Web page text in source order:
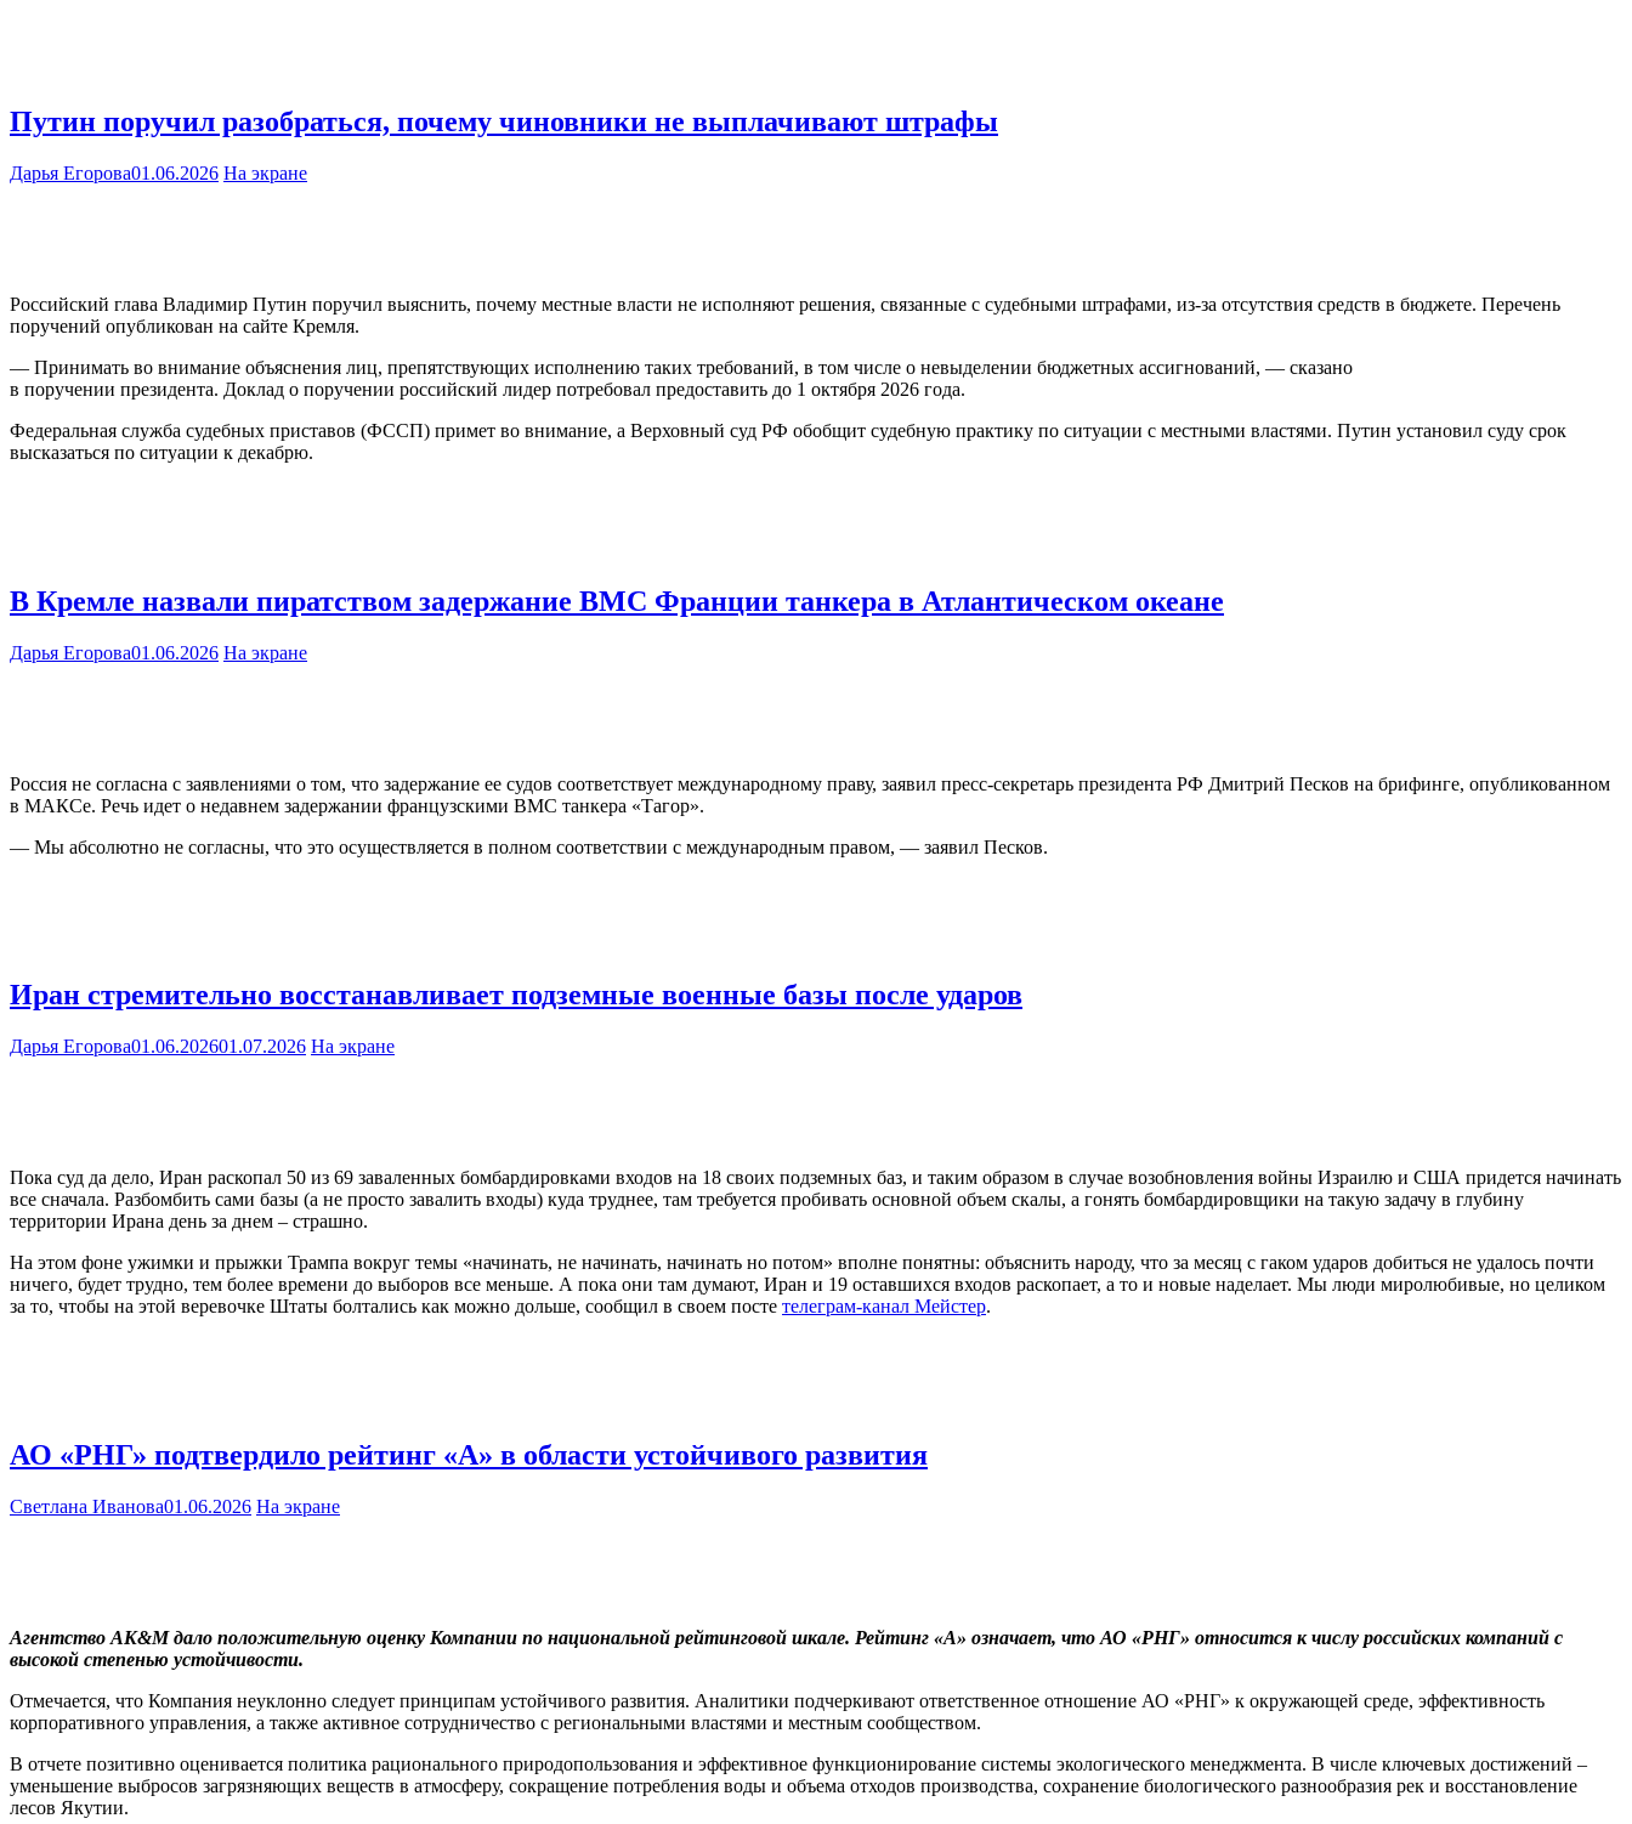
Путин поручил разобраться, почему чиновники не выплачивают штрафы
Дарья Егорова01.06.2026 На экране
Российский глава Владимир Путин поручил выяснить, почему местные власти не исполняют решения, связанные с судебными штрафами, из-за отсутствия средств в бюджете. Перечень
поручений опубликован на сайте Кремля.
— Принимать во внимание объяснения лиц, препятствующих исполнению таких требований, в том числе о невыделении бюджетных ассигнований, — сказано
в поручении президента. Доклад о поручении российский лидер потребовал предоставить до 1 октября 2026 года.
Федеральная служба судебных приставов (ФССП) примет во внимание, а Верховный суд РФ обобщит судебную практику по ситуации с местными властями. Путин установил суду срок
высказаться по ситуации к декабрю.
В Кремле назвали пиратством задержание ВМС Франции танкера в Атлантическом океане
Дарья Егорова01.06.2026 На экране
Россия не согласна с заявлениями о том, что задержание ее судов соответствует международному праву, заявил пресс-секретарь президента РФ Дмитрий Песков на брифинге, опубликованном
в МАКСе. Речь идет о недавнем задержании французскими ВМС танкера «Тагор».
— Мы абсолютно не согласны, что это осуществляется в полном соответствии с международным правом, — заявил Песков.
Иран стремительно восстанавливает подземные военные базы после ударов
Дарья Егорова01.06.202601.07.2026 На экране
Пока суд да дело, Иран раскопал 50 из 69 заваленных бомбардировками входов на 18 своих подземных баз, и таким образом в случае возобновления войны Израилю и США придется начинать
все сначала. Разбомбить сами базы (а не просто завалить входы) куда труднее, там требуется пробивать основной объем скалы, а гонять бомбардировщики на такую задачу в глубину
территории Ирана день за днем – страшно.
На этом фоне ужимки и прыжки Трампа вокруг темы «начинать, не начинать, начинать но потом» вполне понятны: объяснить народу, что за месяц с гаком ударов добиться не удалось почти
ничего, будет трудно, тем более времени до выборов все меньше. А пока они там думают, Иран и 19 оставшихся входов раскопает, а то и новые наделает. Мы люди миролюбивые, но целиком
за то, чтобы на этой веревочке Штаты болтались как можно дольше, сообщил в своем посте телеграм-канал Мейстер.
АО «РНГ» подтвердило рейтинг «А» в области устойчивого развития
Светлана Иванова01.06.2026 На экране
Агентство AK&M дало положительную оценку Компании по национальной рейтинговой шкале. Рейтинг «А» означает, что АО «РНГ» относится к числу российских компаний с
высокой степенью устойчивости.
Отмечается, что Компания неуклонно следует принципам устойчивого развития. Аналитики подчеркивают ответственное отношение АО «РНГ» к окружающей среде, эффективность
корпоративного управления, а также активное сотрудничество с региональными властями и местным сообществом.
В отчете позитивно оценивается политика рационального природопользования и эффективное функционирование системы экологического менеджмента. В числе ключевых достижений –
уменьшение выбросов загрязняющих веществ в атмосферу, сокращение потребления воды и объема отходов производства, сохранение биологического разнообразия рек и восстановление
лесов Якутии.